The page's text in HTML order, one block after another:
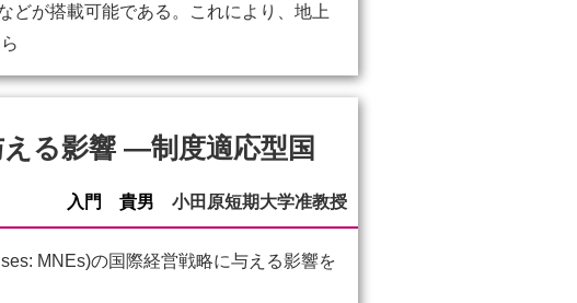
どが搭載可能である。これにより、地上
る影響 ―制度適応型国
入門 貴男 小田原短期大学准教授
MNEs)の国際経営戦略に与える影響を